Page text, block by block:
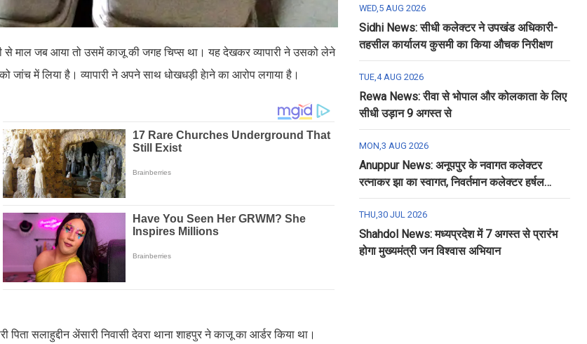
से माल जब आया तो उसमें काजू की जगह चिप्स था। यह देखकर व्यापारी ने उसको लेने
में लिया है। व्यापारी ने अपने साथ धोखधड़ी हेाने का आरोप लगाया है।
सलाहुद्दीन अेंसारी निवासी देवरा थाना शाहपुर ने काजू का आर्डर किया था।
WED,5 AUG 2026
Sidhi News: सीधी कलेक्टर ने उपखंड अधिकारी-
तहसील कार्यालय कुसमी का किया औचक निरीक्षण
TUE,4 AUG 2026
Rewa News: रीवा से भोपाल और कोलकाता के लिए
सीधी उड़ान 9 अगस्त से
MON,3 AUG 2026
Anuppur News: अनूपपुर के नवागत कलेक्टर
रत्नाकर झा का स्वागत, निवर्तमान कलेक्टर हर्षल
पंचोली को दी गई विदाई
THU,30 JUL 2026
Shahdol News: मध्यप्रदेश में 7 अगस्त से प्रारंभ
होगा मुख्यमंत्री जन विश्वास अभियान